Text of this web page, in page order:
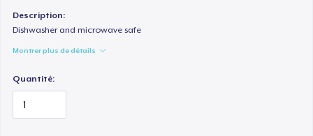
Description:
Dishwasher and microwave safe
Montrer plus de détails
Quantité: